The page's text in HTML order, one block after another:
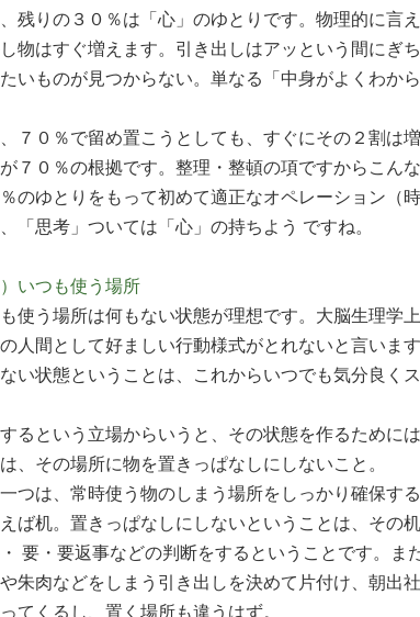
残りの３０％は「心」のゆとりです。物理的に言
物はすぐ増えます。引き出しはアッという間にぎ
いものが見つからない。単なる「中身がよくわか
７０％で留め置こうとしても、すぐにその２割は
７０％の根拠です。整理・整頓の項ですからこん
％のゆとりをもって初めて適正なオペレーション（
「思考」ついては「心」の持ちよう ですね。
）いつも使う場所
使う場所は何もない状態が理想です。大脳生理学
人間として好ましい行動様式がとれないと言います
い状態ということは、これからいつでも気分良く
るという立場からいうと、その状態を作るために
、その場所に物を置きっぱなしにしないこと。
つは、常時使う物のしまう場所をしっかり確保す
ば机。置きっぱなしにしないということは、その
要・要返事などの判断をするということです。ま
朱肉などをしまう引き出しを決めて片付け、朝出
てくるし、置く場所も違うはず。